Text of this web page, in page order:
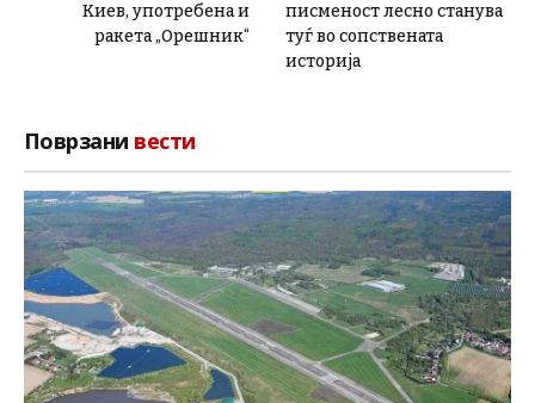
Киев, употребена и
ракета „Орешник“
писменост лесно станува
туѓ во сопствената
историја
Поврзани вести